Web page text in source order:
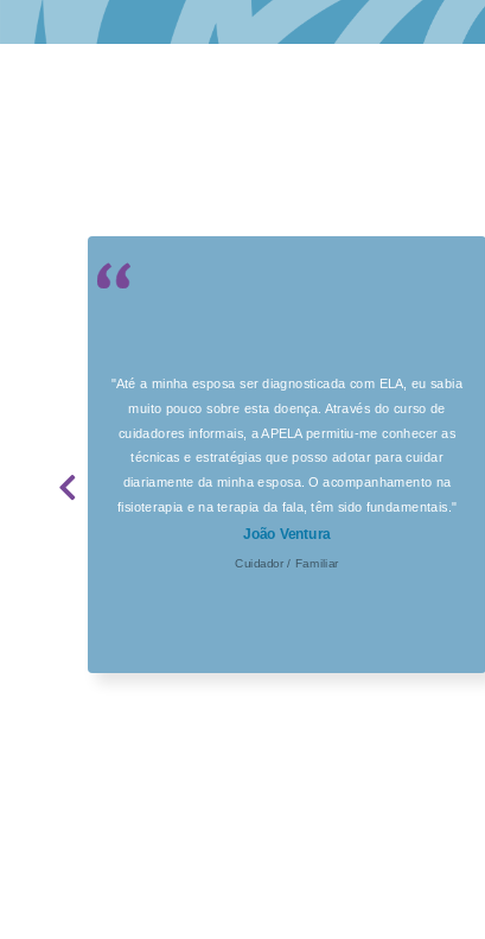
"Até a minha esposa ser diagnosticada com ELA, eu sabia
muito pouco sobre esta doença. Através do curso de
cuidadores informais, a APELA permitiu-me conhecer as
técnicas e estratégias que posso adotar para cuidar
diariamente da minha esposa. O acompanhamento na
fisioterapia e na terapia da fala, têm sido fundamentais."
João Ventura
Cuidador / Familiar